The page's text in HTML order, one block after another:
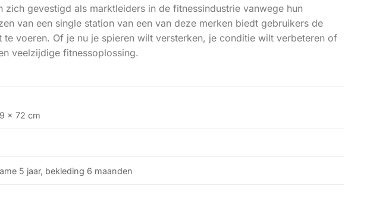
gevestigd als marktleiders in de fitnessindustrie vanwege hun
van een single station van een van deze merken biedt gebruikers de
voeren. Of je nu je spieren wilt versterken, je conditie wilt verbeteren of
veelzijdige fitnessoplossing.
x 72 cm
5 jaar, bekleding 6 maanden